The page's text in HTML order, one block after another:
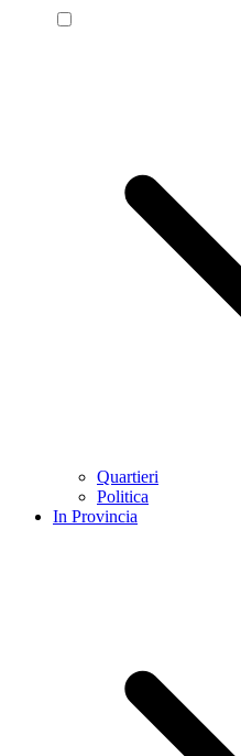
Quartieri
Politica
In Provincia